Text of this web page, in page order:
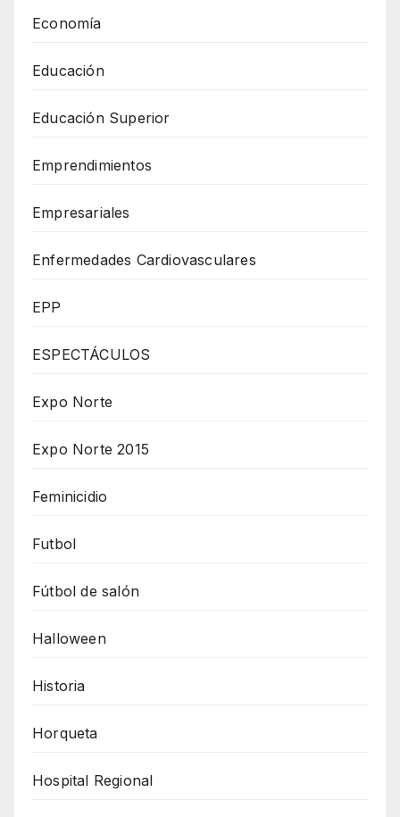
Economía
Educación
Educación Superior
Emprendimientos
Empresariales
Enfermedades Cardiovasculares
EPP
ESPECTÁCULOS
Expo Norte
Expo Norte 2015
Feminicidio
Futbol
Fútbol de salón
Halloween
Historia
Horqueta
Hospital Regional